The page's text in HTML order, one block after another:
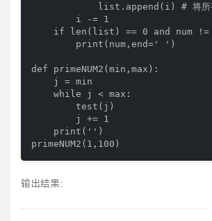
list.append(i) # 将所
        i -= 1
if len(list) == 0 and num !=
        print(num,end=' ')
def primeNUM2(min,max):
    j = min
    while j < max:
        test(j)
        j += 1
    print('')
primeNUM2(1,100)
输出结果：